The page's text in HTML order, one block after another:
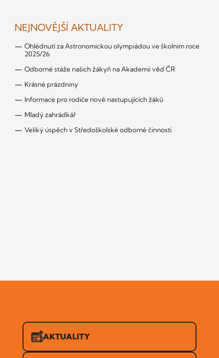
NEJNOVĚJŠÍ AKTUALITY
Ohlédnutí za Astronomickou olympiádou ve školním roce
2025/26
Odborné stáže našich žákyň na Akademii věd ČR
Krásné prázdniny
Informace pro rodiče nově nastupujících žáků
Mladý zahrádkář
Veliký úspěch v Středoškolské odborné činnosti
AKTUALITY